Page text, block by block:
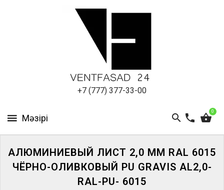
+7 (777) 377-33-00
0
ПАНЕЛИ
ПРОЕКТИРОВАНИЕ
АЛЮМИНИЕВЫЙ ЛИСТ 2,0 ММ RAL 6015
ЧЁРНО-ОЛИВКОВЫЙ PU GRAVIS AL2,0-
RAL-PU- 6015